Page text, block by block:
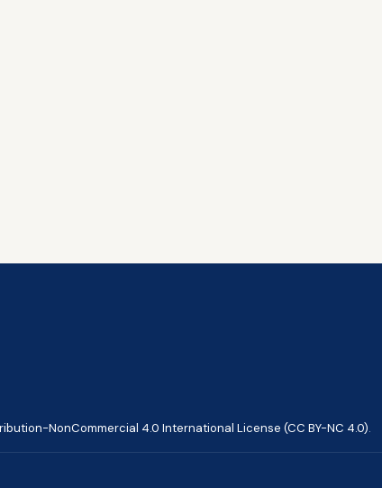
NonCommercial 4.0 International License (CC BY-NC 4.0).